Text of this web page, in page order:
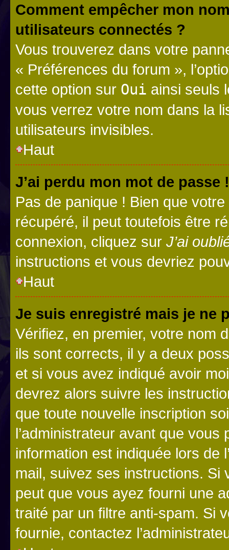
Comment empêcher mon
utilisateurs connectés ?
Vous trouverez dans votre
« Préférences du forum »,
cette option sur Oui ainsi seuls
vous verrez votre nom dans la
utilisateurs invisibles.
Haut
J’ai perdu mon mot de passe !
Pas de panique ! Bien que
récupéré, il peut toutefois être
connexion, cliquez sur J’ai
instructions et vous devriez
Haut
Je suis enregistré mais je ne
Vérifiez, en premier, votre nom
ils sont corrects, il y a deux
et si vous avez indiqué avoir
devrez alors suivre les
que toute nouvelle inscription
l’administrateur avant que
information est indiquée lors de
mail, suivez ses instructions. Si
peut que vous ayez fourni une
traité par un filtre anti-spam. Si
fournie, contactez